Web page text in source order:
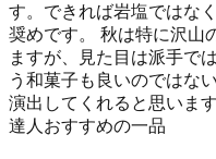
す。できれば岩塩ではな
奨めです。 秋は特に沢山
ますが、見た目は派手で
う和菓子も良いのではな
演出してくれると思います
達人おすすめの一品